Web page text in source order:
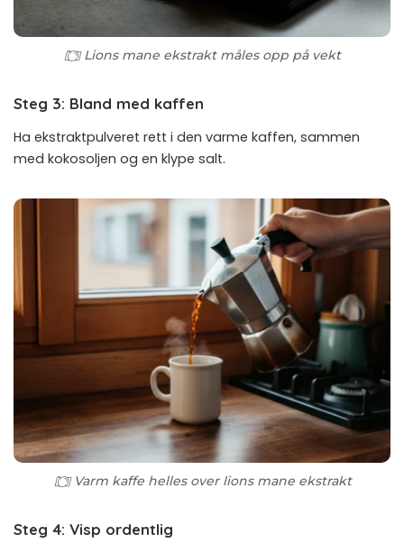
Lions mane ekstrakt måles opp på vekt
Steg 3: Bland med kaffen
Ha ekstraktpulveret rett i den varme kaffen, sammen
med kokosoljen og en klype salt.
Varm kaffe helles over lions mane ekstrakt
Steg 4: Visp ordentlig